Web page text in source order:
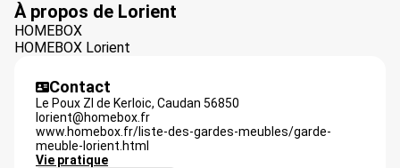
À propos de Lorient
HOMEBOX
HOMEBOX Lorient
Contact
Le Poux ZI de Kerloic, Caudan 56850
lorient@homebox.fr
www.homebox.fr/liste-des-gardes-meubles/garde-
meuble-lorient.html
Vie pratique